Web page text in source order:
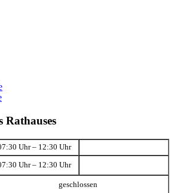
Rathauses
Uhr – 12:30 Uhr
Uhr – 12:30 Uhr
geschlossen